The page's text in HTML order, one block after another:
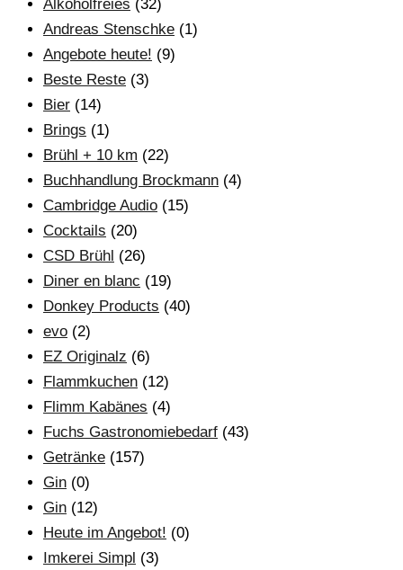
Alkoholfreies (32)
Andreas Stenschke (1)
Angebote heute! (9)
Beste Reste (3)
Bier (14)
Brings (1)
Brühl + 10 km (22)
Buchhandlung Brockmann (4)
Cambridge Audio (15)
Cocktails (20)
CSD Brühl (26)
Diner en blanc (19)
Donkey Products (40)
evo (2)
EZ Originalz (6)
Flammkuchen (12)
Flimm Kabänes (4)
Fuchs Gastronomiebedarf (43)
Getränke (157)
Gin (0)
Gin (12)
Heute im Angebot! (0)
Imkerei Simpl (3)